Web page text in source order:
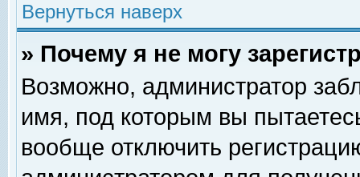
Вернуться наверх
» Почему я не могу
Возможно, администратор
имя, под которым вы
вообще отключить